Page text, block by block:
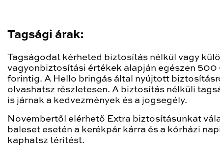
Tagsági árak:
Tagságodat kérheted biztosítás nélkül vagy
vagyonbiztosítási értékek alapján egészen
forintig. A Hello bringás által nyújtott
olvashatsz részletesen. A biztosítás nélküli
is járnak a kedvezmények és a jogsegély.
Novembertől elérhető Extra biztosításunkat
baleset esetén a kerékpár kárra és a kórházi
kaphatsz térítést.